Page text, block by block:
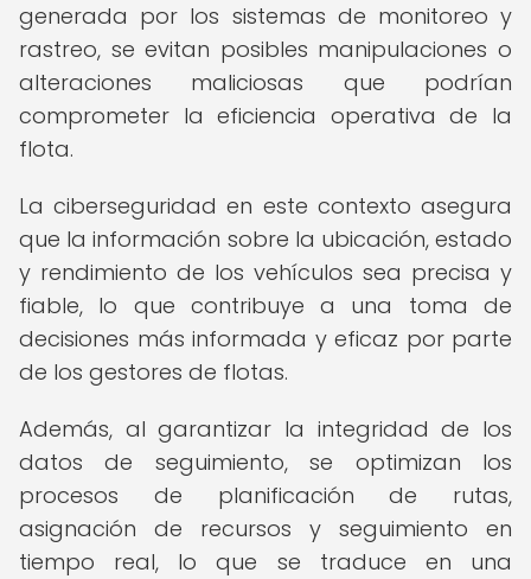
generada por los sistemas de monitoreo y
rastreo, se evitan posibles manipulaciones o
alteraciones maliciosas que podrían
comprometer la eficiencia operativa de la
flota.
La ciberseguridad en este contexto asegura
que la información sobre la ubicación, estado
y rendimiento de los vehículos sea precisa y
fiable, lo que contribuye a una toma de
decisiones más informada y eficaz por parte
de los gestores de flotas.
Además, al garantizar la integridad de los
datos de seguimiento, se optimizan los
procesos de planificación de rutas,
asignación de recursos y seguimiento en
tiempo real, lo que se traduce en una